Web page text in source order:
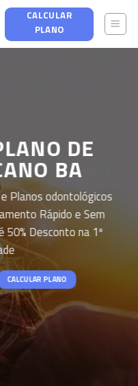
CALCULAR
PLANO
DE
BA
Planos odontológicos
Rápido e Sem
50% Desconto na 1º
CALCULAR PLANO